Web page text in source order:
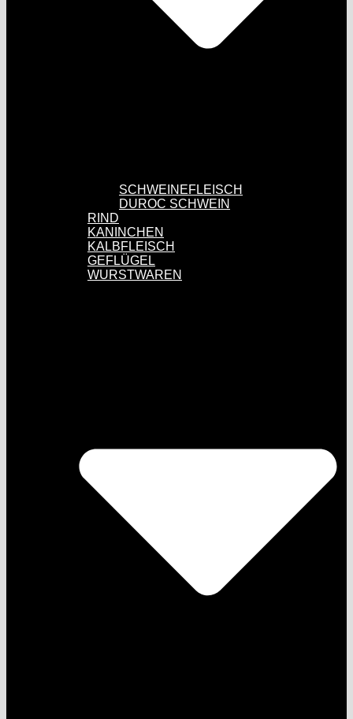
SCHWEINEFLEISCH
DUROC SCHWEIN
RIND
KANINCHEN
KALBFLEISCH
GEFLÜGEL
WURSTWAREN